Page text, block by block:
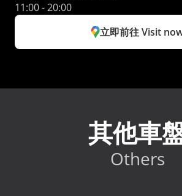
11:00 - 20:00
立即前往 Visit
其他車
Others